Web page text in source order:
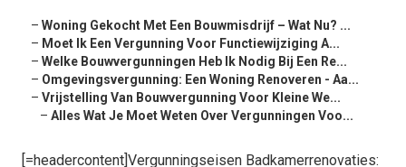
– Woning Gekocht Met Een Bouwmisdrijf – Wat Nu? ...
– Moet Ik Een Vergunning Voor Functiewijziging A...
– Welke Bouwvergunningen Heb Ik Nodig Bij Een Re...
– Omgevingsvergunning: Een Woning Renoveren - Aa...
– Vrijstelling Van Bouwvergunning Voor Kleine We...
– Alles Wat Je Moet Weten Over Vergunningen Voo...
[=headercontent]Vergunningseisen Badkamerrenovaties: